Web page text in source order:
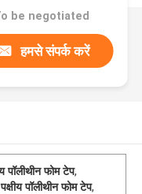
be negotiated
हमसे संपर्क करें
पॉलीथीन फोम टेप,
पॉलीथीन फोम टेप,